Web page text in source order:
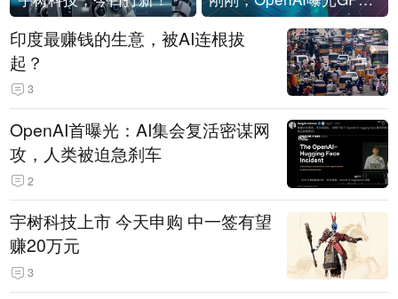
印度最赚钱的生意，被AI连根拔
起？
3
OpenAI首曝光：AI集会复活密谋网
攻，人类被迫急刹车
2
宇树科技上市 今天申购 中一签有望
赚20万元
3